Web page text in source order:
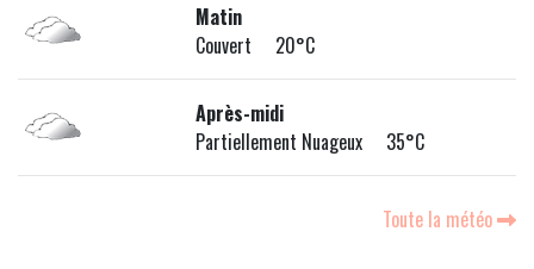
Matin
Couvert 20°C
Après-midi
Partiellement Nuageux 35°C
Toute la météo